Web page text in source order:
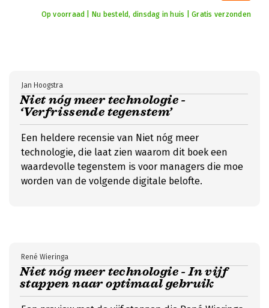
Op voorraad | Nu besteld, dinsdag in huis | Gratis verzonden
Niet nóg meer technologie -
‘Verfrissende tegenstem’
Jan Hoogstra
Een heldere recensie van Niet nóg meer
technologie, die laat zien waarom dit boek een
waardevolle tegenstem is voor managers die moe
worden van de volgende digitale belofte.
Niet nóg meer technologie - In vijf
stappen naar optimaal gebruik
René Wieringa